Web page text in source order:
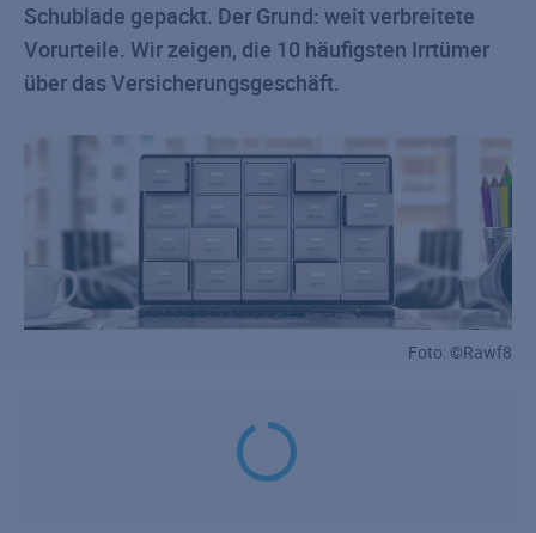
Schublade gepackt. Der Grund: weit verbreitete
Vorurteile. Wir zeigen, die 10 häufigsten Irrtümer
über das Versicherungsgeschäft.
Foto: ©Rawf8